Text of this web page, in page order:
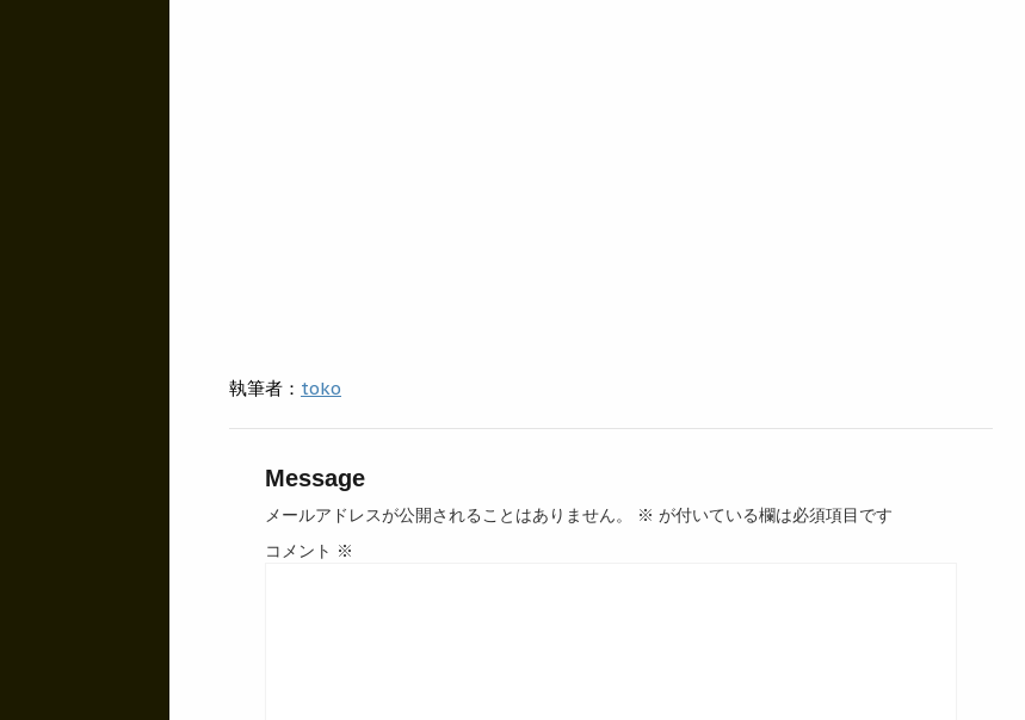
執筆者： toko
Message
メールアドレスが公開されることはありません。 ※ が付いている欄は必須項目です
コメント ※